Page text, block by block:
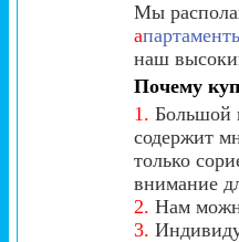
Мы
а
наш
Почему
1. Большой
содержит
только
внимание
2. Нам
3.